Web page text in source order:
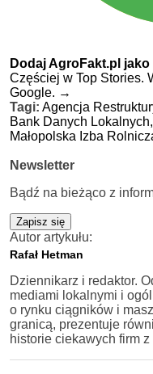
Dodaj AgroFakt.pl
Częściej w Top Stories.
Google. →
Tagi: Agencja
Bank Danych Lokalnych,
Małopolska Izba
Newsletter
Bądź na bieżąco z
Zapisz się
Autor artykułu:
Rafał Hetman
Dziennikarz i redaktor.
mediami lokalnymi i
o rynku ciągników i
granicą, prezentuje
historie ciekawych firm z